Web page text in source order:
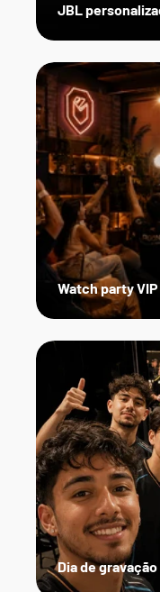
Dia de gravação
Watch party VIP
JBL